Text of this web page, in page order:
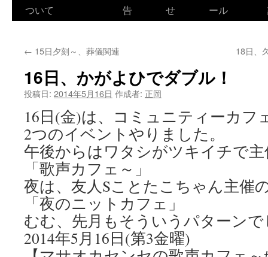
ついて
告
せ
ール
← 15日夕刻～、葬儀関連 18日、
16日、かがよひでダブル！
投稿日: 2014年5月16日 作成者: 正岡
16日(金)は、コミュニティーカフ
2つのイベントやりました。
午後からはワタシがツキイチで
「歌声カフェ～」
夜は、友人Sことたこちゃん主催
「夜のニットカフェ」
むむ、先月もそういうパターン
2014年5月16日(第3金曜)